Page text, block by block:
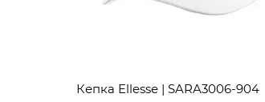
Кепка Ellesse | SARA3006-904